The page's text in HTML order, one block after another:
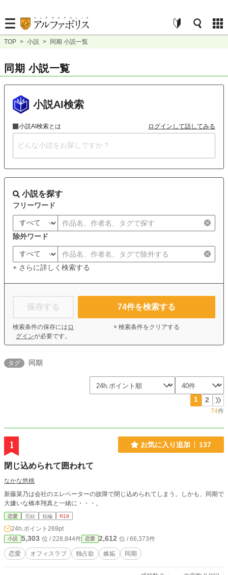
TOP > 小説 > 同期 小説一覧
同期 小説一覧
小説AI検索
小説AI検索とは ログインして話してみる
小説を探す
フリーワード
除外ワード
+ さらに詳しく検索する
保存する
検索条件の保存には ロ
グインが必要です。
74件を検索する
× 検索条件をクリアする
タグ 同期
1 2
74件
1 お気に入り追加 137
閉じ込められて囲われて
なかな悠桃
新藤菜乃は会社のエレベーターの故障で閉じ込められてしまう。しかも、同期で
大嫌いな橋本翔真と一緒に・・・。
恋愛 完結 短編 R18
24h.ポイント 269pt
小説 5,303 位 / 228,844件 恋愛 2,612 位 / 66,373件
恋愛 オフィスラブ 独占欲 嫉妬 同期